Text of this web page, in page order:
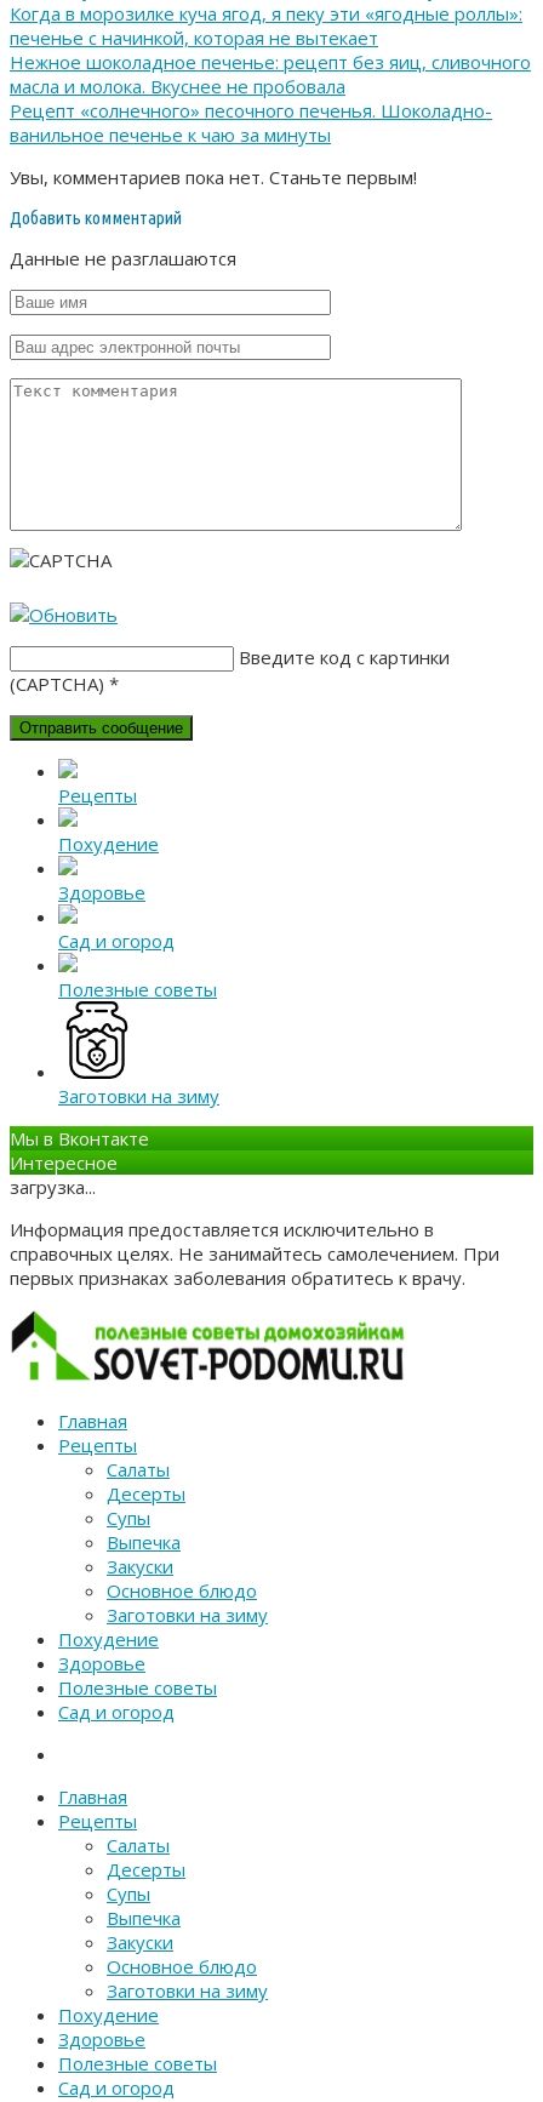
Когда в морозилке куча ягод, я пеку эти «ягодные роллы»:
печенье с начинкой, которая не вытекает
Нежное шоколадное печенье: рецепт без яиц, сливочного
масла и молока. Вкуснее не пробовала
Рецепт «солнечного» песочного печенья. Шоколадно-
ванильное печенье к чаю за минуты
Увы, комментариев пока нет. Станьте первым!
Добавить комментарий
Данные не разглашаются
Введите код с картинки
(CAPTCHA) *
Рецепты
Похудение
Здоровье
Сад и огород
Полезные советы
Заготовки на зиму
Мы в Вконтакте
Интересное
загрузка...
Информация предоставляется исключительно в
справочных целях. Не занимайтесь самолечением. При
первых признаках заболевания обратитесь к врачу.
Главная
Рецепты
Салаты
Десерты
Супы
Выпечка
Закуски
Основное блюдо
Заготовки на зиму
Похудение
Здоровье
Полезные советы
Сад и огород
Главная
Рецепты
Салаты
Десерты
Супы
Выпечка
Закуски
Основное блюдо
Заготовки на зиму
Похудение
Здоровье
Полезные советы
Сад и огород